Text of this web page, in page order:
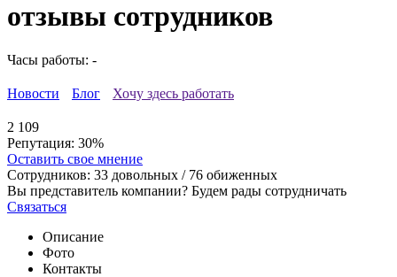
отзывы сотрудников
Часы работы: -
Новости Блог Хочу здесь работать
2 109
Репутация: 30%
Оставить свое мнение
Сотрудников: 33 довольных / 76 обиженных
Вы представитель компании? Будем рады сотрудничать
Связаться
Описание
Фото
Контакты